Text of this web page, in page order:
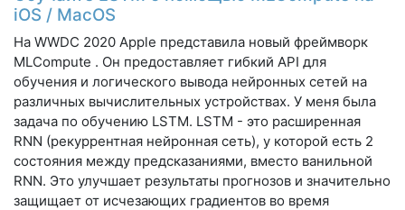
iOS / MacOS
На WWDC 2020 Apple представила новый фреймворк
MLCompute . Он предоставляет гибкий API для
обучения и логического вывода нейронных сетей на
различных вычислительных устройствах. У меня была
задача по обучению LSTM. LSTM - это расширенная
RNN (рекуррентная нейронная сеть), у которой есть 2
состояния между предсказаниями, вместо ванильной
RNN. Это улучшает результаты прогнозов и значительно
защищает от исчезающих градиентов во время